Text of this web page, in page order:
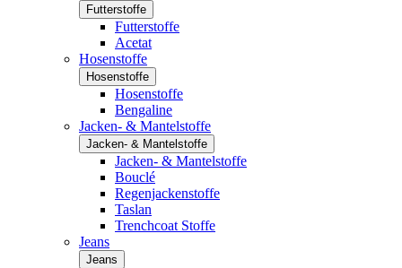
Futterstoffe
Futterstoffe
Acetat
Hosenstoffe
Hosenstoffe
Hosenstoffe
Bengaline
Jacken- & Mantelstoffe
Jacken- & Mantelstoffe
Jacken- & Mantelstoffe
Bouclé
Regenjackenstoffe
Taslan
Trenchcoat Stoffe
Jeans
Jeans